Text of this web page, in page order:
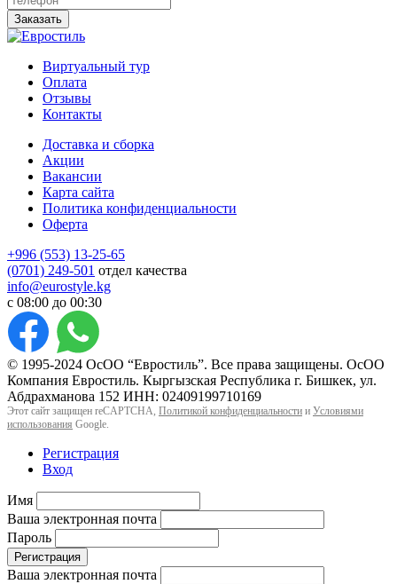
Заказать
Виртуальный тур
Оплата
Отзывы
Контакты
Доставка и сборка
Акции
Вакансии
Карта сайта
Политика конфиденциальности
Оферта
+996 (553) 13-25-65
(0701) 249-501 отдел качества
info@eurostyle.kg
с 08:00 до 00:30
© 1995-2024 ОсОО “Евростиль”. Все права защищены. ОсОО
Компания Евростиль. Кыргызская Республика г. Бишкек, ул.
Абдрахманова 152 ИНН: 02409199710169
Этот сайт защищен reCAPTCHA, Политикой конфиденциальности и Условиями
использования Google.
Регистрация
Вход
Имя
Ваша электронная почта
Пароль
Регистрация
Ваша электронная почта